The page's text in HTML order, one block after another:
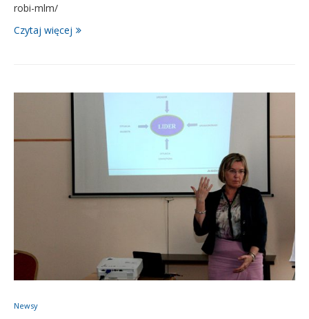
robi-mlm/
Czytaj więcej
Newsy